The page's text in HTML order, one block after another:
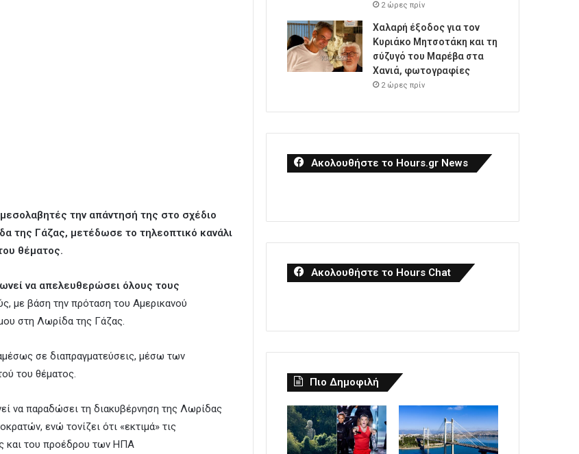
την απάντησή της στο σχέδιο
της Γάζας, μετέδωσε το τηλεοπτικό κανάλι
θέματος.
να απελευθερώσει όλους τους
με βάση την πρόταση του Αμερικανού
στη Λωρίδα της Γάζας.
σε διαπραγματεύσεις, μέσω των
του θέματος.
να παραδώσει τη διακυβέρνηση της Λωρίδας
ενώ τονίζει ότι «εκτιμά» τις
και του προέδρου των ΗΠΑ
2 ώρες πρίν
Χαλαρή έξοδος για τον
Κυριάκο Μητσοτάκη και τη
σύζυγό του Μαρέβα στα
Χανιά, φωτογραφίες
2 ώρες πρίν
Ακολουθήστε το Hours.gr News
Ακολουθήστε το Hours Chat
Πιο Δημοφιλή